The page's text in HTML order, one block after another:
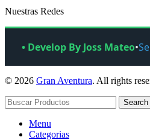
Nuestras Redes
• Develop By Joss Mateo•
© 2026 Gran Aventura. All rights
Search
Menu
Categorias